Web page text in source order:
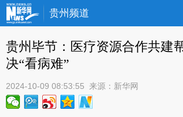
贵州频道
贵州毕节：医疗资源合作共建
决“看病难”
2024-10-09 08:53:55 来源： 新华网